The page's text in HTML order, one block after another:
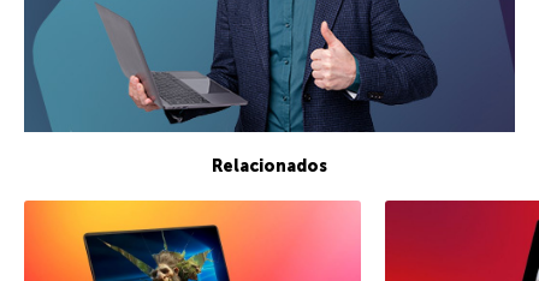
Relacionados